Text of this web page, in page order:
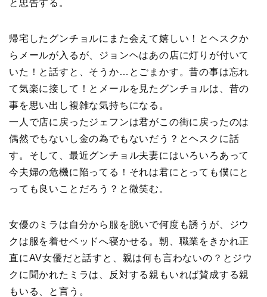
と忠告する。
帰宅したグンチョルにまた会えて嬉しい！とヘスクか
らメールが入るが、ジョンヘはあの店に灯りが付いて
いた！と話すと、そうか…とごまかす。昔の事は忘れ
て気楽に接して！とメールを見たグンチョルは、昔の
事を思い出し複雑な気持ちになる。
一人で店に戻ったジェフンは君がこの街に戻ったのは
偶然でもないし金の為でもないだう？とヘスクに話
す。そして、最近グンチョル夫妻にはいろいろあって
今夫婦の危機に陥ってる！それは君にとっても僕にと
っても良いことだろう？と微笑む。
女優のミラは自分から服を脱いで何度も誘うが、ジウ
クは服を着せベッドへ寝かせる。朝、職業をきかれ正
直にAV女優だと話すと、親は何も言わないの？とジウ
クに聞かれたミラは、反対する親もいれば賛成する親
もいる、と言う。